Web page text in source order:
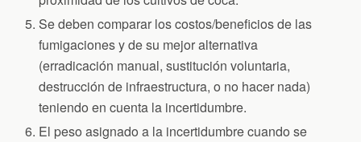
Se deben comparar los costos/beneficios de las
fumigaciones y de su mejor alternativa
(erradicación manual, sustitución voluntaria,
destrucción de infraestructura, o no hacer nada)
teniendo en cuenta la incertidumbre.
El peso asignado a la incertidumbre cuando se